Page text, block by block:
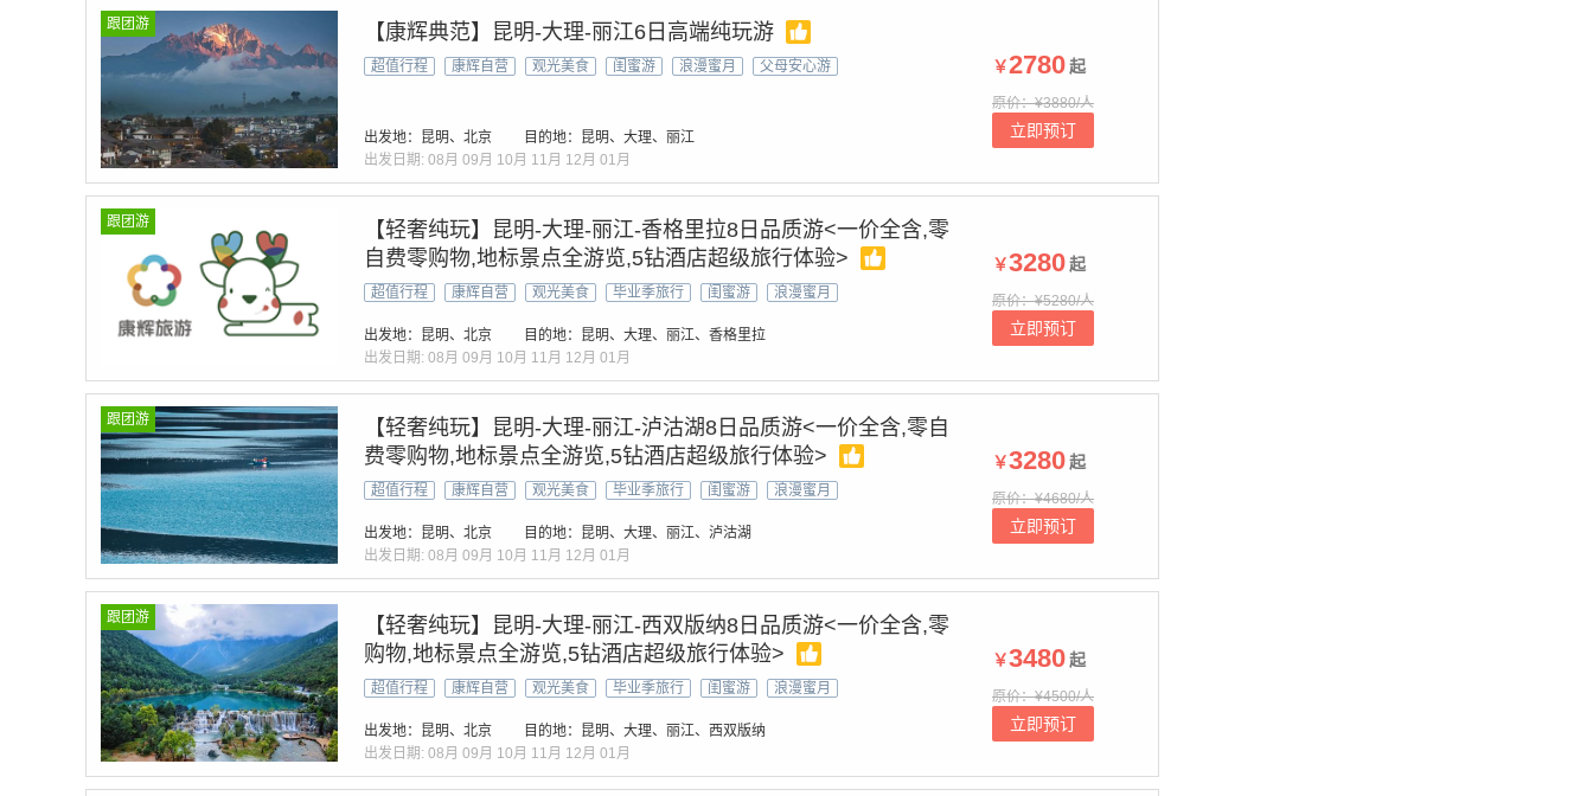
跟团游 【康辉典范】昆明-大理-丽江6日高端纯玩游
超值行程 康辉自营 观光美食 闺蜜游 浪漫蜜月 父母安心游
出发地：昆明、北京
目的地：昆明、大理、丽江
出发日期: 08月 09月 10月 11月 12月 01月
￥2780起
原价：¥3880/人
立即预订
跟团游
【轻奢纯玩】昆明-大理-丽江-香格里拉8日品质游<一价全含,零
自费零购物,地标景点全游览,5钻酒店超级旅行体验>
超值行程 康辉自营 观光美食 毕业季旅行 闺蜜游 浪漫蜜月
出发地：昆明、北京
目的地：昆明、大理、丽江、香格里拉
出发日期: 08月 09月 10月 11月 12月 01月
￥3280起
原价：¥5280/人
立即预订
跟团游
【轻奢纯玩】昆明-大理-丽江-泸沽湖8日品质游<一价全含,零自
费零购物,地标景点全游览,5钻酒店超级旅行体验>
超值行程 康辉自营 观光美食 毕业季旅行 闺蜜游 浪漫蜜月
出发地：昆明、北京
目的地：昆明、大理、丽江、泸沽湖
出发日期: 08月 09月 10月 11月 12月 01月
￥3280起
原价：¥4680/人
立即预订
跟团游
【轻奢纯玩】昆明-大理-丽江-西双版纳8日品质游<一价全含,零
购物,地标景点全游览,5钻酒店超级旅行体验>
超值行程 康辉自营 观光美食 毕业季旅行 闺蜜游 浪漫蜜月
出发地：昆明、北京
目的地：昆明、大理、丽江、西双版纳
出发日期: 08月 09月 10月 11月 12月 01月
￥3480起
原价：¥4500/人
立即预订